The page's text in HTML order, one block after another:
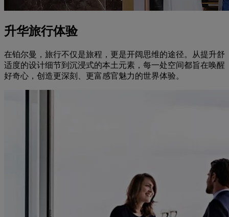
升华旅行体验
在铂尔曼，旅行不仅是旅程，更是开阔思维的途径。从提升舒
适度的设计细节到沉浸式的本土元素，每一处空间都旨在唤醒
好奇心，创造更深刻、更富感官魅力的世界体验。